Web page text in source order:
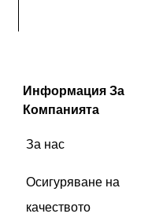
Информация За
Компанията
За нас
Осигуряване на
качеството